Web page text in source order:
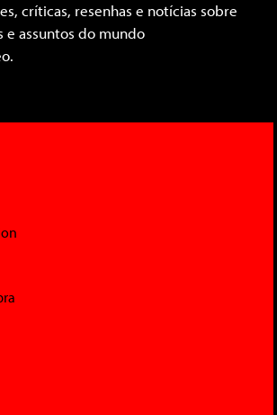
críticas, resenhas e notícias sobre
e assuntos do mundo